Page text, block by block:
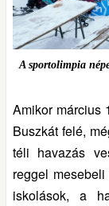
A sportolimpia
Amikor március
Buszkát felé,
téli havazás
reggel
iskolások, a